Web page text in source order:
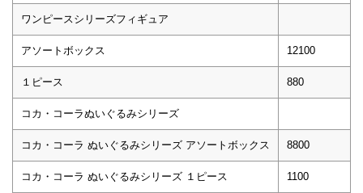
ワンピースシリーズフィギュア
アソートボックス 12100
１ピース 880
コカ・コーラぬいぐるみシリーズ
コカ・コーラ ぬいぐるみシリーズ アソートボックス 8800
コカ・コーラ ぬいぐるみシリーズ １ピース 1100